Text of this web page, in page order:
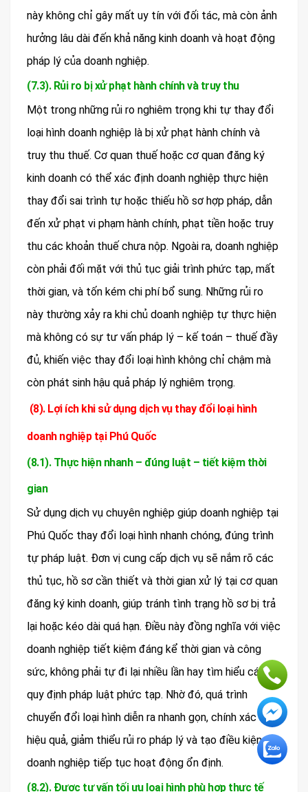
này không chỉ gây mất uy tín với đối tác, mà còn ảnh
hưởng lâu dài đến khả năng kinh doanh và hoạt động
pháp lý của doanh nghiệp.
(7.3). Rủi ro bị xử phạt hành chính và truy thu
Một trong những rủi ro nghiêm trọng khi tự thay đổi
loại hình doanh nghiệp là bị xử phạt hành chính và
truy thu thuế. Cơ quan thuế hoặc cơ quan đăng ký
kinh doanh có thể xác định doanh nghiệp thực hiện
thay đổi sai trình tự hoặc thiếu hồ sơ hợp pháp, dẫn
đến xử phạt vi phạm hành chính, phạt tiền hoặc truy
thu các khoản thuế chưa nộp. Ngoài ra, doanh nghiệp
còn phải đối mặt với thủ tục giải trình phức tạp, mất
thời gian, và tốn kém chi phí bổ sung. Những rủi ro
này thường xảy ra khi chủ doanh nghiệp tự thực hiện
mà không có sự tư vấn pháp lý – kế toán – thuế đầy
đủ, khiến việc thay đổi loại hình không chỉ chậm mà
còn phát sinh hậu quả pháp lý nghiêm trọng.
(8). Lợi ích khi sử dụng dịch vụ thay đổi loại hình
doanh nghiệp tại Phú Quốc
(8.1). Thực hiện nhanh – đúng luật – tiết kiệm thời
gian
Sử dụng dịch vụ chuyên nghiệp giúp doanh nghiệp tại
Phú Quốc thay đổi loại hình nhanh chóng, đúng trình
tự pháp luật. Đơn vị cung cấp dịch vụ sẽ nắm rõ các
thủ tục, hồ sơ cần thiết và thời gian xử lý tại cơ quan
đăng ký kinh doanh, giúp tránh tình trạng hồ sơ bị trả
lại hoặc kéo dài quá hạn. Điều này đồng nghĩa với việc
doanh nghiệp tiết kiệm đáng kể thời gian và công
sức, không phải tự đi lại nhiều lần hay tìm hiểu các
quy định pháp luật phức tạp. Nhờ đó, quá trình
chuyển đổi loại hình diễn ra nhanh gọn, chính xác và
hiệu quả, giảm thiểu rủi ro pháp lý và tạo điều kiện
doanh nghiệp tiếp tục hoạt động ổn định.
(8.2). Được tư vấn tối ưu loại hình phù hợp thực tế